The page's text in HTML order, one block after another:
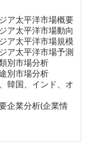
ア太平洋市場概要
ア太平洋市場動向
ア太平洋市場規模
ア太平洋市場予測
別市場分析
別市場分析
韓国、インド、オ
企業分析(企業情